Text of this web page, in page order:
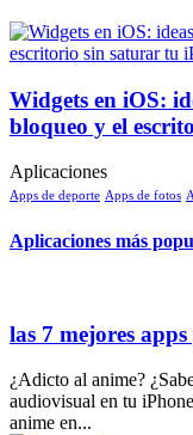
Widgets en iOS:
bloqueo y el
Aplicaciones
Apps de deporte Apps de fotos
Aplicaciones más
las 7 mejores
¿Adicto al anime?
audiovisual en tu
anime en...